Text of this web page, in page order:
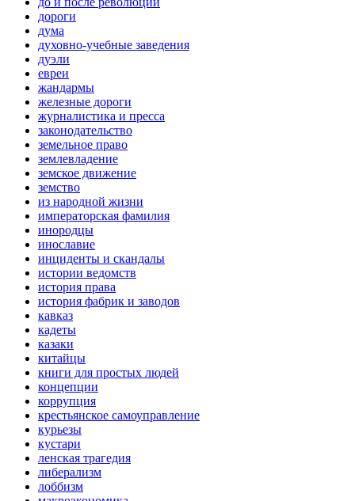
дороги
дума
духовно-учебные заведения
дуэли
евреи
жандармы
железные дороги
журналистика и пресса
законодательство
земельное право
землевладение
земское движение
земство
из народной жизни
императорская фамилия
инородцы
инославие
инциденты и скандалы
истории ведомств
история права
история фабрик и заводов
кавказ
кадеты
казаки
китайцы
книги для простых людей
концепции
коррупция
крестьянское самоуправление
курьезы
кустари
ленская трагедия
либерализм
лоббизм